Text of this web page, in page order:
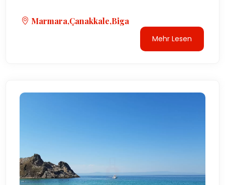
Marmara,Çanakkale,Biga
Mehr Lesen